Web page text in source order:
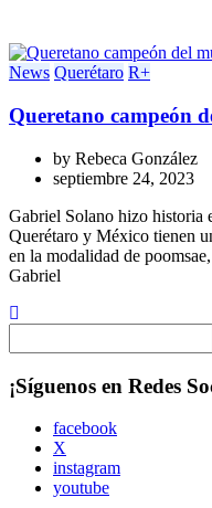
News Querétaro R+
Queretano campeón
by Rebeca González
septiembre 24, 2023
Gabriel Solano hizo historia
Querétaro y México tienen
en la modalidad de
Gabriel
¡Síguenos en Redes
facebook
X
instagram
youtube